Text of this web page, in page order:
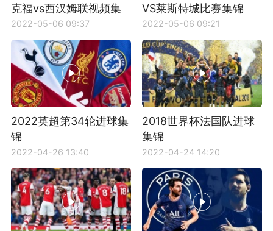
克福vs西汉姆联视频集
锦
2022-05-06 09:37
VS莱斯特城比赛集锦
2022-05-06 09:21
2022英超第34轮进球集
锦
2022-04-26 13:40
2018世界杯法国队进球
集锦
2022-04-24 14:20